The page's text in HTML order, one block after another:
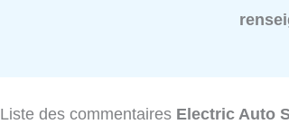
Liste des commentaires Electric Auto